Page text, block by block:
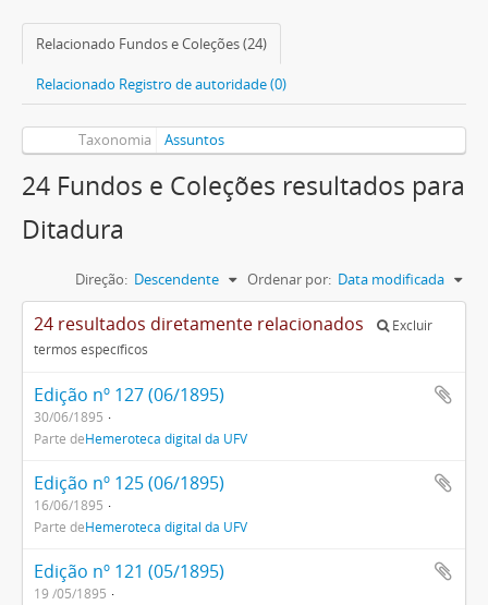
Relacionado Fundos e Coleções (24)
Relacionado Registro de autoridade (0)
Taxonomia Assuntos
24 Fundos e Coleções resultados para
Ditadura
Ordenar por: Data modificada
Direção: Descendente
24 resultados diretamente relacionados
Excluir
termos específicos
Edição nº 127 (06/1895)
30/06/1895
Parte deHemeroteca digital da UFV
Edição nº 125 (06/1895)
16/06/1895
Parte deHemeroteca digital da UFV
Edição nº 121 (05/1895)
19 /05/1895